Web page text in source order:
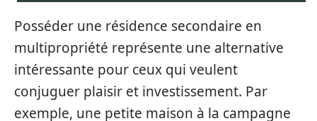
Posséder une résidence secondaire en
multipropriété représente une alternative
intéressante pour ceux qui veulent
conjuguer plaisir et investissement. Par
exemple, une petite maison à la campagne